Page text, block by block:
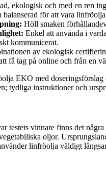
ekologisk och med en ren
för att vara
Höll smaken
Enkel att använda i
kommunicerat.
av ekologisk
få tag på online och från en
tydliga instruktioner och
vinnare finns det
oljor.
linfröolja väldigt